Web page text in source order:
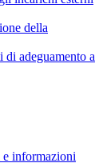
della
adeguamento a
e informazioni